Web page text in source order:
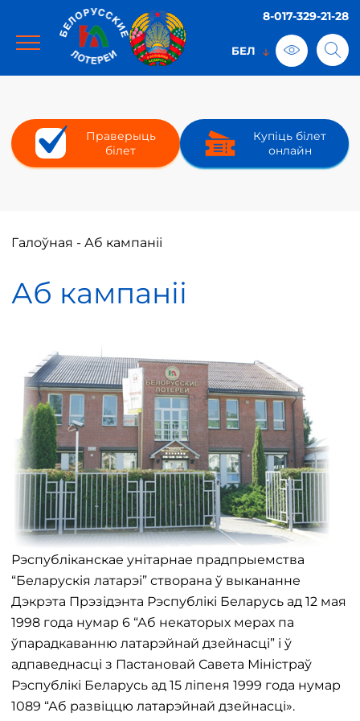
8-017-329-21-28
Праверыць
білет
Купіць білет
онлайн
Галоўная - Аб кампаніі
Аб кампаніі
Рэспубліканскае унітарнае прадпрыемства
“Беларускія латарэі” створана ў выкананне
Дэкрэта Прэзідэнта Рэспублікі Беларусь ад 12 мая
1998 года нумар 6 “Аб некаторых мерах па
ўпарадкаванню латарэйнай дзейнасці” і ў
адпаведнасці з Пастановай Савета Міністраў
Рэспублікі Беларусь ад 15 ліпеня 1999 года нумар
1089 “Аб развіццю латарэйнай дзейнасці».